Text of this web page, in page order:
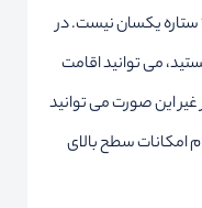
هزینه اقامت در هتل های اقتصادی و 3 ستاره یکسان نیست. در
می توانید اقامت
این صورت می توانید
امکانات سطح بالای